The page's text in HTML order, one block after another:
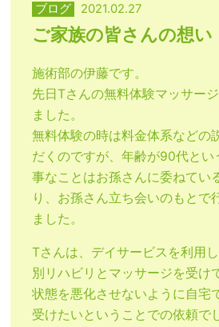
ブログ 2021.02.27
ご家族の皆さんの想い
施術部の伊藤です。
先日Tさんの無料体験マッサー
ました。
無料体験の時は料金体系などの
だくのですが、年齢が90代とい
事なことはお孫さんに委ねてい
り、お孫さん立ち会いのもとで
ました。
Tさんは、デイサービスを利用
別リハビリとマッサージを受け
状態を悪化させないように自宅
受けたいということでの依頼で